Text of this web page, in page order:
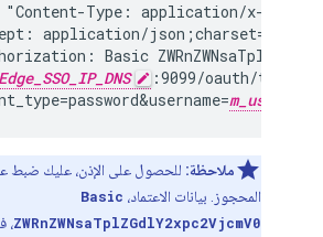
Type: application/x-www-
application/json;charset=utf-8"
Basic
Edge_SSO_IP_DNS
:9099/oauth/token
ملاحظة:
المحجوز. بيانات الاعتماد، Basic
ZWRnZWNsaTplZGdlY2xpc2VjcmV0،